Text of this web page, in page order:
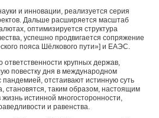
и инновации, реализуется серия
Дальше расширяется масштаб
оптимизируется структура
успешно продвигается сопряжение
пояса Шёлкового пути»] и ЕАЭС.
крупных держав,
повестку дня в международном
пандемией, отстаивают истинную суть
становятся, таким образом, настоящим
истинной многосторонности,
и равенства.